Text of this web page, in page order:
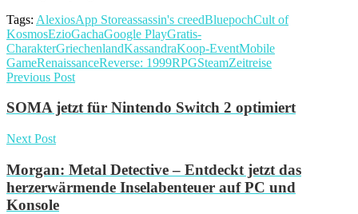
Tags: AlexiosApp Storeassassin's creedBluepochCult of
KosmosEzioGachaGoogle PlayGratis-
CharakterGriechenlandKassandraKoop-EventMobile
GameRenaissanceReverse: 1999RPGSteamZeitreise
Previous Post
SOMA jetzt für Nintendo Switch 2 optimiert
Next Post
Morgan: Metal Detective – Entdeckt jetzt das
herzerwärmende Inselabenteuer auf PC und
Konsole